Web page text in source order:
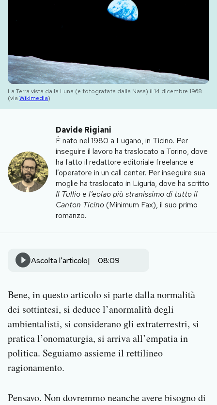
SHOP
AREA PERSONALE
Area Personale
Newsletter
Notifiche mobile
Regala il Post
Hai bisogno di aiuto?
La Terra vista dalla Luna (e fotografata dalla Nasa) il 14 dicembre 1968
(via Wikimedia)
Davide Rigiani
È nato nel 1980 a Lugano, in Ticino. Per
inseguire il lavoro ha traslocato a Torino, dove
ha fatto il redattore editoriale freelance e
l’operatore in un call center. Per inseguire sua
moglie ha traslocato in Liguria, dove ha scritto
Il Tullio e l’eolao più stranissimo di tutto il
Canton Ticino(Minimum Fax), il suo primo
romanzo.
Ascolta l'articolo 08:09
Bene, in questo articolo si parte dalla normalità
dei sottintesi, si deduce l’anormalità degli
ambientalisti, si considerano gli extraterrestri, si
pratica l’onomaturgia, si arriva all’empatia in
politica. Seguiamo assieme il rettilineo
ragionamento.
Pensavo. Non dovremmo neanche avere bisogno di